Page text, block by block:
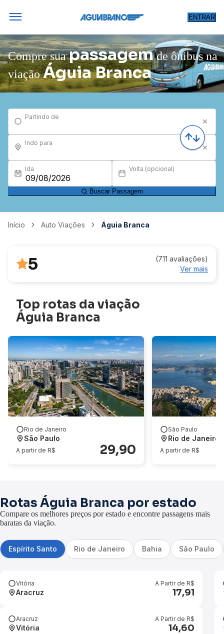
ENTRAR
Compre suapassagemde ônibus na
viaçãoÁguia Branca
Partindo de
Indo para
Ida Volta (opcional)
Buscar Passagem
Início Auto Viações Águia Branca
5
(711 avaliações)
Ver mais
Top rotas da viação
Águia Branca
Rio de Janeiro
São Paulo
A partir de R$ 29,90
São Paulo
Rio de Janeiro
A partir de R$
Rotas Águia Branca por estado
Compare os melhores preços por estado e encontre passagens mais
baratas da viação.
Espírito Santo Rio de Janeiro Bahia São Paulo
Vitória
Aracruz
A Partir de R$
17,91
Aracruz
Vitória
A Partir de R$
14,60